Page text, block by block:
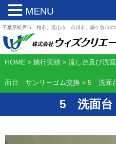
千葉県松戸市、柏市、流山市、市川市、鎌ケ谷市の
HOME > 施行実績 > 流し台及び洗
面台 サンリーゴム交換 > 5 洗面
5 洗面
MENU